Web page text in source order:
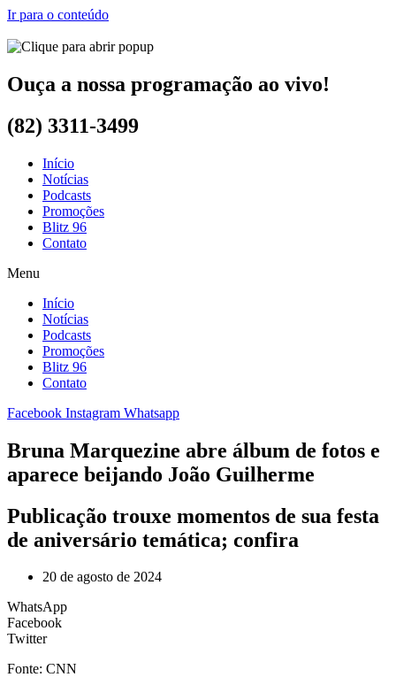
Ir para o conteúdo
Ouça a nossa programação ao vivo!
(82) 3311-3499
Início
Notícias
Podcasts
Promoções
Blitz 96
Contato
Menu
Início
Notícias
Podcasts
Promoções
Blitz 96
Contato
Facebook Instagram Whatsapp
Bruna Marquezine abre álbum de fotos e
aparece beijando João Guilherme
Publicação trouxe momentos de sua festa
de aniversário temática; confira
20 de agosto de 2024
WhatsApp
Facebook
Twitter
Fonte: CNN